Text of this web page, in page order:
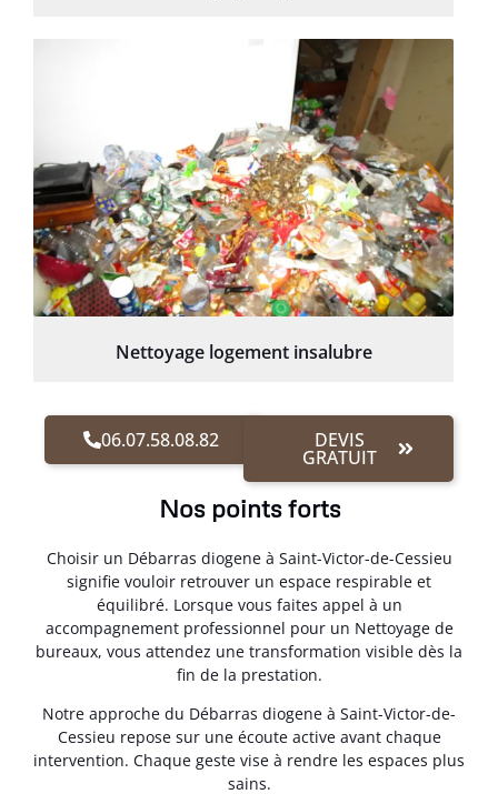
Nettoyage logement insalubre
06.07.58.08.82 DEVIS
GRATUIT
Nos points forts
Choisir un Débarras diogene à Saint-Victor-de-Cessieu
signifie vouloir retrouver un espace respirable et
équilibré. Lorsque vous faites appel à un
accompagnement professionnel pour un Nettoyage de
bureaux, vous attendez une transformation visible dès la
fin de la prestation.
Notre approche du Débarras diogene à Saint-Victor-de-
Cessieu repose sur une écoute active avant chaque
intervention. Chaque geste vise à rendre les espaces plus
sains.